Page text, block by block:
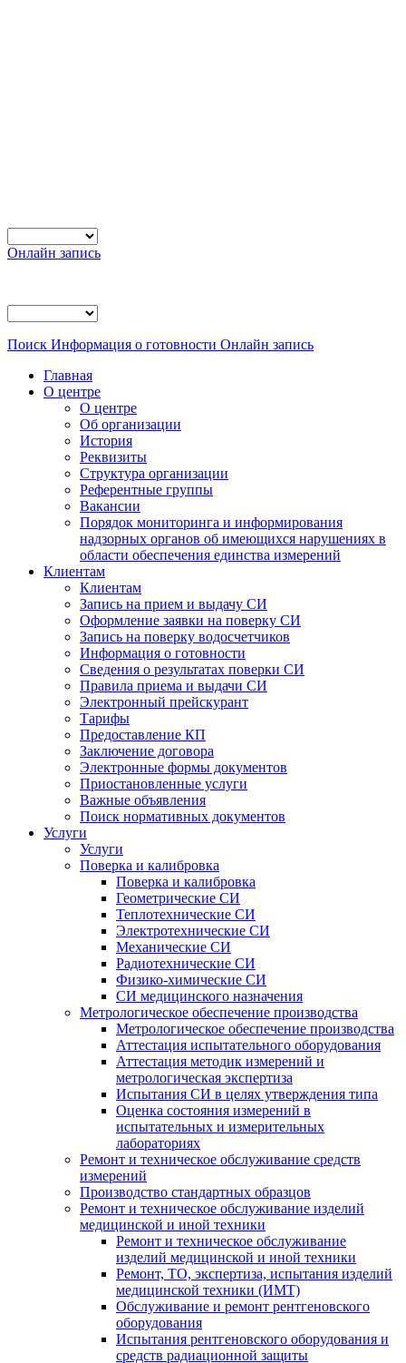
Онлайн запись
Поиск Информация о готовности Онлайн запись
Главная
О центре
О центре
Об организации
История
Реквизиты
Структура организации
Референтные группы
Вакансии
Порядок мониторинга и информирования
надзорных органов об имеющихся нарушениях в
области обеспечения единства измерений
Клиентам
Клиентам
Запись на прием и выдачу СИ
Оформление заявки на поверку СИ
Запись на поверку водосчетчиков
Информация о готовности
Сведения о результатах поверки СИ
Правила приема и выдачи СИ
Электронный прейскурант
Тарифы
Предоставление КП
Заключение договора
Электронные формы документов
Приостановленные услуги
Важные объявления
Поиск нормативных документов
Услуги
Услуги
Поверка и калибровка
Поверка и калибровка
Геометрические СИ
Теплотехнические СИ
Электротехнические СИ
Механические СИ
Радиотехнические СИ
Физико-химические СИ
СИ медицинского назначения
Метрологическое обеспечение производства
Метрологическое обеспечение производства
Аттестация испытательного оборудования
Аттестация методик измерений и
метрологическая экспертиза
Испытания СИ в целях утверждения типа
Оценка состояния измерений в
испытательных и измерительных
лабораториях
Ремонт и техническое обслуживание средств
измерений
Производство стандартных образцов
Ремонт и техническое обслуживание изделий
медицинской и иной техники
Ремонт и техническое обслуживание
изделий медицинской и иной техники
Ремонт, ТО, экспертиза, испытания изделий
медицинской техники (ИМТ)
Обслуживание и ремонт рентгеновского
оборудования
Испытания рентгеновского оборудования и
средств радиационной защиты